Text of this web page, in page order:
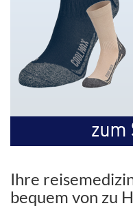
Ihre
bequem von zu